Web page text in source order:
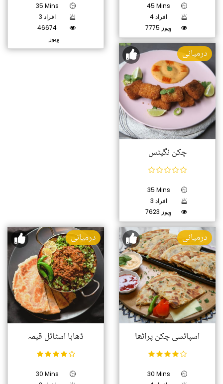
35 Mins
3 افراد
46674
وِیوز
45 Mins
4 افراد
7775 وِیوز
درمیانی
چکن نگیٹس
35 Mins
3 افراد
7623 وِیوز
درمیانی
ڈھابا اسٹائل قیمہ
30 Mins
درمیانی
اسپائسی چکن پراٹھا
30 Mins